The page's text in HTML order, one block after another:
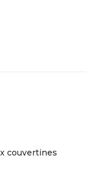
couvertines